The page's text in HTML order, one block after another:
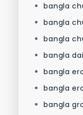
bangla
bangla
bangla
bangla
bangla
bangla
bangla